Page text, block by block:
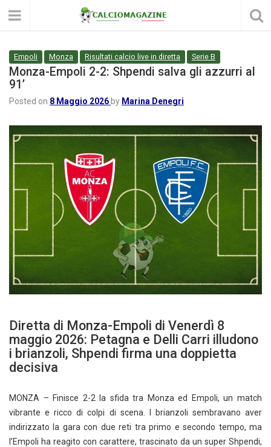
Empoli Monza Risultati calcio live in diretta Serie B
Monza-Empoli 2-2: Shpendi salva gli azzurri al
91’
Posted on 8 Maggio 2026 by Marina Denegri
Diretta di Monza-Empoli di Venerdì 8
maggio 2026: Petagna e Delli Carri illudono
i brianzoli, Shpendi firma una doppietta
decisiva
MONZA – Finisce 2-2 la sfida tra Monza ed Empoli, un match
vibrante e ricco di colpi di scena. I brianzoli sembravano aver
indirizzato la gara con due reti tra primo e secondo tempo, ma
l’Empoli ha reagito con carattere, trascinato da un super Shpendi,